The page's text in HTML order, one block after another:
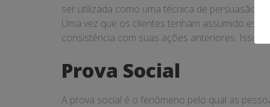
ser utilizada como uma técnica de persuasão
Uma vez que os clientes tenham assumido
consistência com suas ações anteriores. Isso
Prova Social
A prova social é o fenômeno pelo qual as